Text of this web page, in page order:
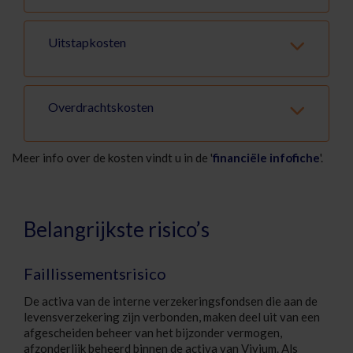
Uitstapkosten
Overdrachtskosten
Meer info over de kosten vindt u in de 'financiële infofiche'.
Belangrijkste risico’s
Faillissementsrisico
De activa van de interne verzekeringsfondsen die aan de
levensverzekering zijn verbonden, maken deel uit van een
afgescheiden beheer van het bijzonder vermogen,
afzonderlijk beheerd binnen de activa van Vivium. Als